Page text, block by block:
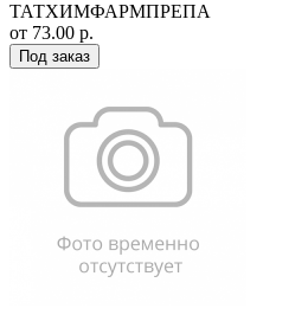
ТАТХИМФАРМПРЕПА
от 73.00 р.
Под заказ